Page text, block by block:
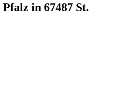
in 67487 St.